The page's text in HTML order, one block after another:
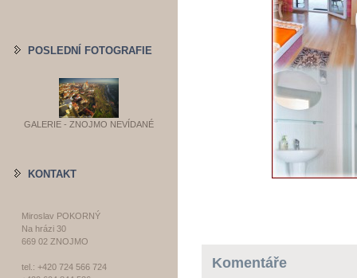
Komentáře
POSLEDNÍ FOTOGRAFIE
GALERIE - ZNOJMO NEVÍDANÉ
KONTAKT
Miroslav POKORNÝ
Na hrázi 30
669 02 ZNOJMO
tel.: +420 724 566 724